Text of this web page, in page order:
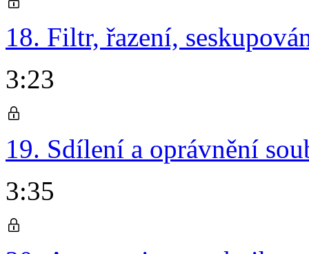
18. Filtr, řazení,
3:23
19. Sdílení a oprávnění
3:35